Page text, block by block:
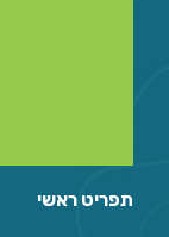
תפריט ראשי